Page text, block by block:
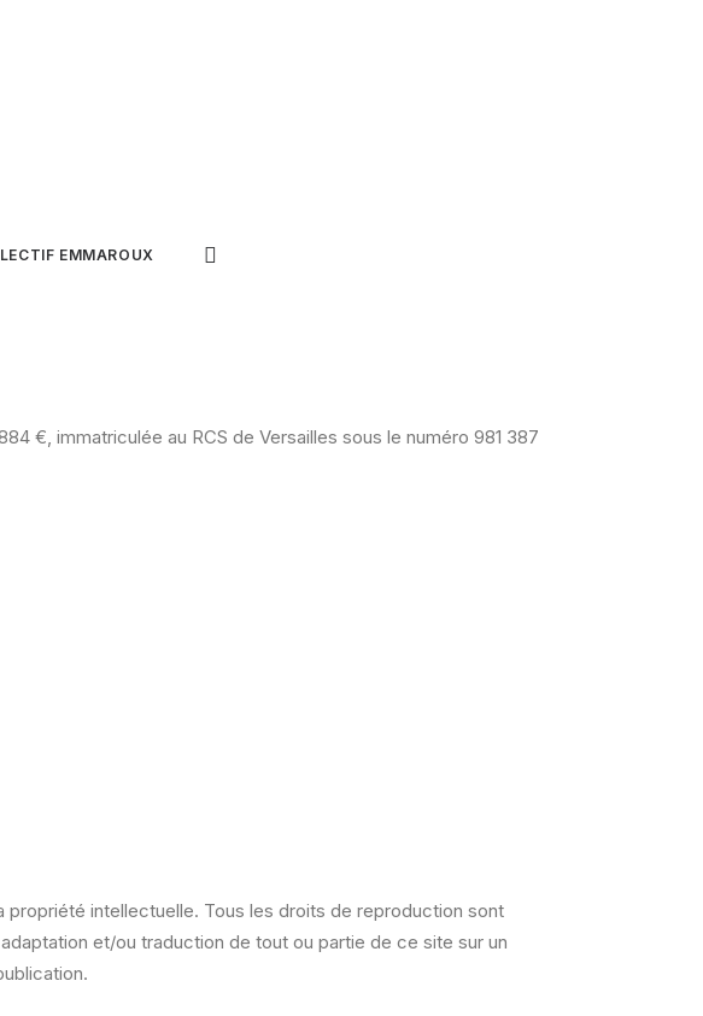
EMMAROUX
€, immatriculée au RCS de Versailles sous le numéro 981 387
propriété intellectuelle. Tous les droits de reproduction sont
et/ou traduction de tout ou partie de ce site sur un